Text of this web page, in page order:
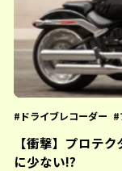
ドライブレコーダー
【衝撃】プロテ
に少ない!?